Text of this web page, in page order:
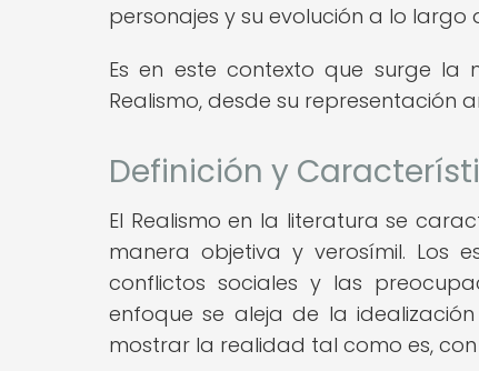
personajes y su evolución a lo largo
Es en este contexto que surge la
Realismo, desde su
Definición y
El Realismo en la literatura se
manera objetiva y verosímil. Los
conflictos sociales y las
enfoque se aleja de la
mostrar la realidad tal como es, con